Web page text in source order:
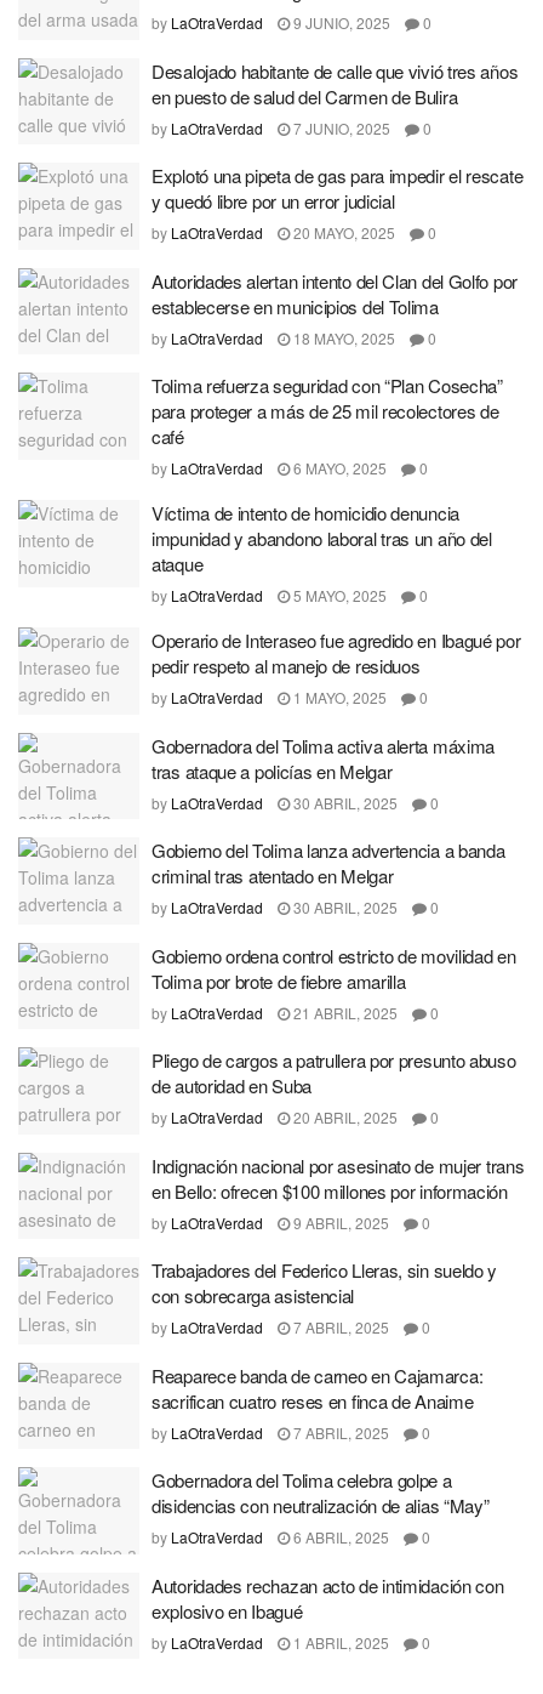
by LaOtraVerdad 9 JUNIO, 2025 0
Desalojado habitante de calle que vivió tres años
en puesto de salud del Carmen de Bulira
by LaOtraVerdad 7 JUNIO, 2025 0
Explotó una pipeta de gas para impedir el rescate
y quedó libre por un error judicial
by LaOtraVerdad 20 MAYO, 2025 0
Autoridades alertan intento del Clan del Golfo por
establecerse en municipios del Tolima
by LaOtraVerdad 18 MAYO, 2025 0
Tolima refuerza seguridad con “Plan Cosecha”
para proteger a más de 25 mil recolectores de
café
by LaOtraVerdad 6 MAYO, 2025 0
Víctima de intento de homicidio denuncia
impunidad y abandono laboral tras un año del
ataque
by LaOtraVerdad 5 MAYO, 2025 0
Operario de Interaseo fue agredido en Ibagué por
pedir respeto al manejo de residuos
by LaOtraVerdad 1 MAYO, 2025 0
Gobernadora del Tolima activa alerta máxima
tras ataque a policías en Melgar
by LaOtraVerdad 30 ABRIL, 2025 0
Gobierno del Tolima lanza advertencia a banda
criminal tras atentado en Melgar
by LaOtraVerdad 30 ABRIL, 2025 0
Gobierno ordena control estricto de movilidad en
Tolima por brote de fiebre amarilla
by LaOtraVerdad 21 ABRIL, 2025 0
Pliego de cargos a patrullera por presunto abuso
de autoridad en Suba
by LaOtraVerdad 20 ABRIL, 2025 0
Indignación nacional por asesinato de mujer trans
en Bello: ofrecen $100 millones por información
by LaOtraVerdad 9 ABRIL, 2025 0
Trabajadores del Federico Lleras, sin sueldo y
con sobrecarga asistencial
by LaOtraVerdad 7 ABRIL, 2025 0
Reaparece banda de carneo en Cajamarca:
sacrifican cuatro reses en finca de Anaime
by LaOtraVerdad 7 ABRIL, 2025 0
Gobernadora del Tolima celebra golpe a
disidencias con neutralización de alias “May”
by LaOtraVerdad 6 ABRIL, 2025 0
Autoridades rechazan acto de intimidación con
explosivo en Ibagué
by LaOtraVerdad 1 ABRIL, 2025 0